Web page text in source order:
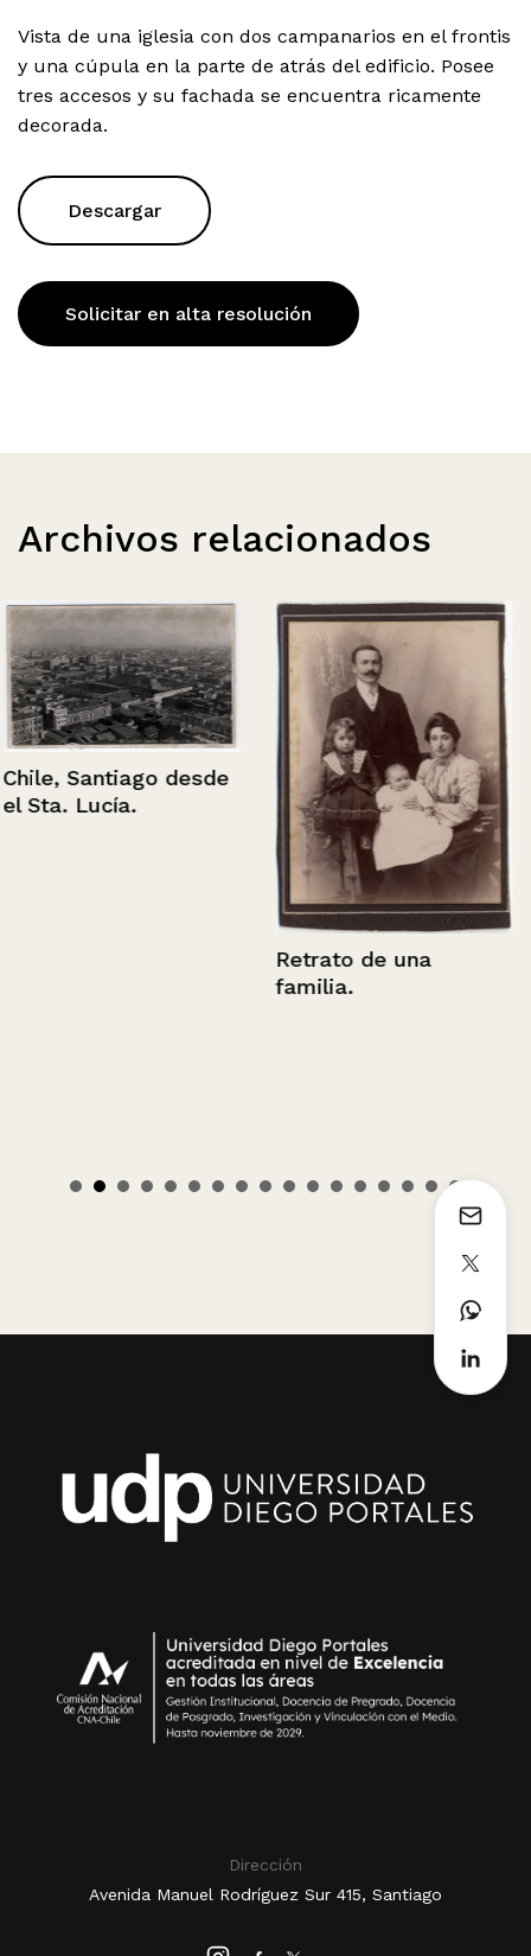
Vista de una iglesia con dos campanarios en el frontis
y una cúpula en la parte de atrás del edificio. Posee
tres accesos y su fachada se encuentra ricamente
decorada.
Descargar
Solicitar en alta resolución
Archivos relacionados
Chile, Santiago desde
el Sta. Lucía.
Retrato de una
familia.
Dirección
Avenida Manuel Rodríguez Sur 415, Santiago